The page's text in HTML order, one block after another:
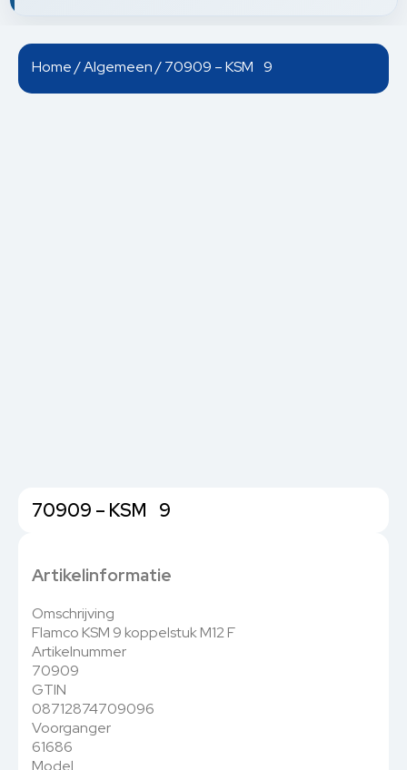
Home/Algemeen/ 70909 – KSM 9
70909 – KSM 9
Artikelinformatie
Omschrijving
Flamco KSM 9 koppelstuk M12 F
Artikelnummer
70909
GTIN
08712874709096
Voorganger
61686
Model